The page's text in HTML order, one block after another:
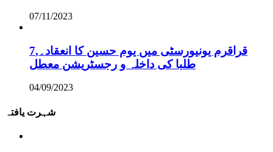
07/11/2023
قراقرم یونیورسٹی میں یوم حسین کا انعقاد۔,7
طلبا کی داخلہ و رجسٹریشن معطل
04/09/2023
شہرت یافتہ